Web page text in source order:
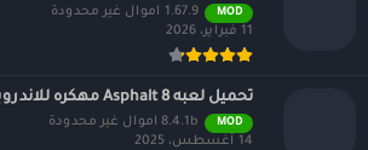
MOD
1.67.9 اموال غير محدودة
11 فبراير، 2026
تحميل لعبه Asphalt 8 مهكره للاندرويد
MOD
8.4.1b اموال غير محدودة
14 أغسطس، 2025